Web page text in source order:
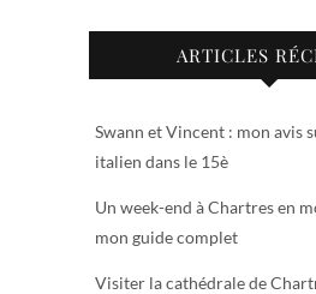
ARTICLES
Swann et Vincent : mon avis
italien dans le 15è
Un week-end à Chartres en
mon guide complet
Visiter la cathédrale de